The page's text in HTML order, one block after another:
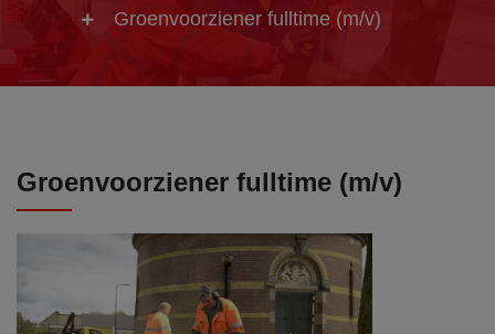
Groenvoorziener fulltime (m/v)
Groenvoorziener fulltime (m/v)